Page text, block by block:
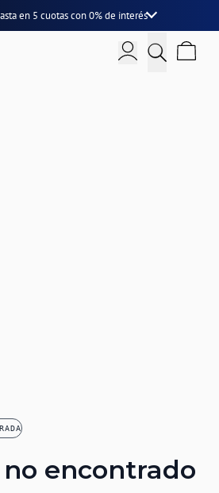
en 5 cuotascon0% de interés
encontrado